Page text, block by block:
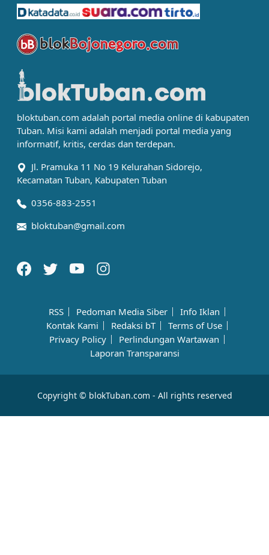
bloktuban.com adalah portal media online di kabupaten
Tuban. Misi kami adalah menjadi portal media yang
informatif, kritis, cerdas dan terdepan.
Jl. Pramuka 11 No 19 Kelurahan Sidorejo,
Kecamatan Tuban, Kabupaten Tuban
0356-883-2551
bloktuban@gmail.com
RSS Pedoman Media Siber
Info Iklan
Kontak Kami
Redaksi bT
Terms of Use
Privacy Policy
Perlindungan Wartawan
Laporan Transparansi
Copyright © blokTuban.com - All rights reserved